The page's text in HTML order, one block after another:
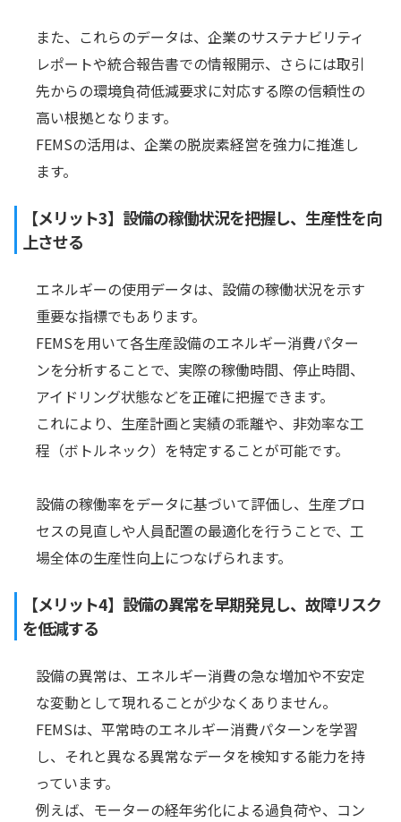
また、これらのデータは、企業のサステナビリティ
レポートや統合報告書での情報開示、さらには取引
先からの環境負荷低減要求に対応する際の信頼性の
高い根拠となります。
FEMSの活用は、企業の脱炭素経営を強力に推進し
ます。
【メリット3】設備の稼働状況を把握し、生産性を向
上させる
エネルギーの使用データは、設備の稼働状況を示す
重要な指標でもあります。
FEMSを用いて各生産設備のエネルギー消費パター
ンを分析することで、実際の稼働時間、停止時間、
アイドリング状態などを正確に把握できます。
これにより、生産計画と実績の乖離や、非効率な工
程（ボトルネック）を特定することが可能です。
設備の稼働率をデータに基づいて評価し、生産プロ
セスの見直しや人員配置の最適化を行うことで、工
場全体の生産性向上につなげられます。
【メリット4】設備の異常を早期発見し、故障リスク
を低減する
設備の異常は、エネルギー消費の急な増加や不安定
な変動として現れることが少なくありません。
FEMSは、平常時のエネルギー消費パターンを学習
し、それと異なる異常なデータを検知する能力を持
っています。
例えば、モーターの経年劣化による過負荷や、コン